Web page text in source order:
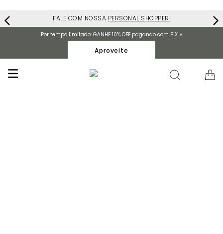
FALE COM NOSSA PERSONAL SHOPPER.
Por tempo limitado: GANHE 10% OFF pagando com PIX ⚡️
Aproveite